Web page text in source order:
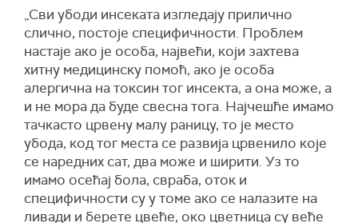
„Сви убоди инсеката изгледају прилично
слично, постоје специфичности. Проблем
настаје ако је особа, највећи, који захтева
хитну медицинску помоћ, ако је особа
алергична на токсин тог инсекта, а она може, а
и не мора да буде свесна тога. Најчешће имамо
тачкасто црвену малу раницу, то је место
убода, код тог места се развија црвенило које
се наредних сат, два може и ширити. Уз то
имамо осећај бола, свраба, оток и
специфичности су у томе ако се налазите на
ливади и берете цвеће, око цветница су веће